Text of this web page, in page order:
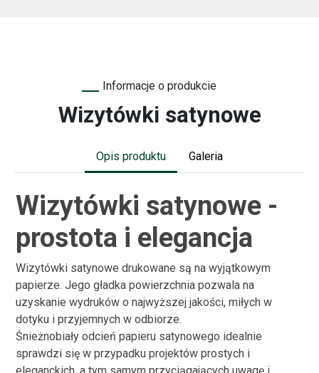
Informacje o produkcie
Wizytówki satynowe
Opis produktu Galeria
Wizytówki satynowe -
prostota i elegancja
Wizytówki satynowe drukowane są na wyjątkowym
papierze. Jego gładka powierzchnia pozwala na
uzyskanie wydruków o najwyższej jakości, miłych w
dotyku i przyjemnych w odbiorze.
Śnieżnobiały odcień papieru satynowego idealnie
sprawdzi się w przypadku projektów prostych i